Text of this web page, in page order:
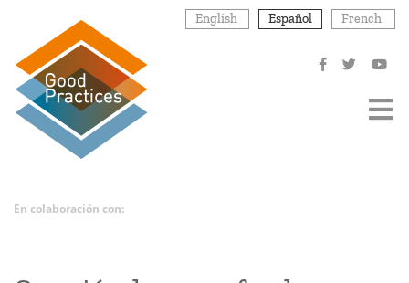
contenido
principal
English Español French
En colaboración con: